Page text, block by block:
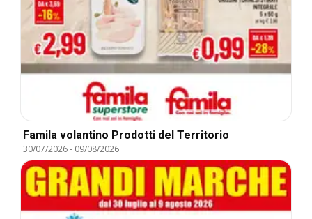
Famila volantino Prodotti del Territorio
30/07/2026- 09/08/2026